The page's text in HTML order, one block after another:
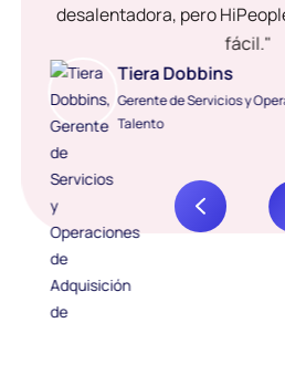
desalentadora, pero
fácil."
Tiera Dobbins
Gerente de Servicios y
Talento